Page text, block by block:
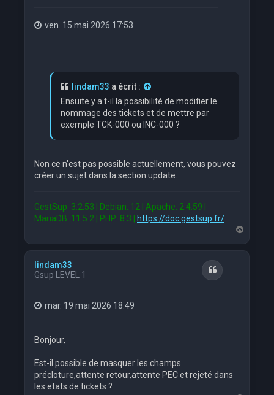
ven. 15 mai 2026 17:53
lindam33 a écrit :
Ensuite y a t-il la possibilité de modifier le
nommage des tickets et de mettre par
exemple TCK-000 ou INC-000 ?
Non ce n'est pas possible actuellement, vous pouvez
créer un sujet dans la section update.
GestSup: 3.2.53 | Debian: 12 | Apache: 2.4.59 |
MariaDB: 11.5.2 | PHP: 8.3 |
https://doc.gestsup.fr/
a
lindam33
Gsup LEVEL 1
Citation
mar. 19 mai 2026 18:49
Bonjour,
Est-il possible de masquer les champs
précloture,attente retour,attente PEC et rejeté dans
les etats de tickets ?